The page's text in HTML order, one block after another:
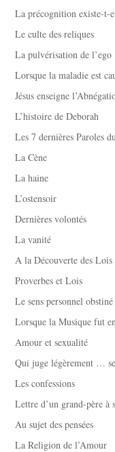
La précognition existe-t-
Le culte des reliques
La pulvérisation de l’ego
Lorsque la maladie est
Jésus enseigne
L’histoire de Deborah
Les 7 dernières Paroles
La Cène
La haine
L’ostensoir
Dernières volontés
La vanité
A la Découverte des
Proverbes et Lois
Le sens personnel obstiné
Lorsque la Musique fut
Amour et sexualité
Qui juge légèrement …
Les confessions
Lettre d’un grand-père à
Au sujet des pensées
La Religion de l’Amour